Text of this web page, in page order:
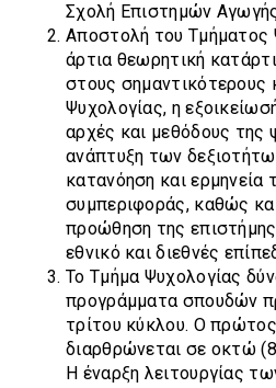
Σχολή Επιστημών
Αποστολή του Τμήματος
άρτια θεωρητική
στους σημαντικότερους
Ψυχολογίας, η
αρχές και μεθόδους της
ανάπτυξη των
κατανόηση και ερμηνεία
συμπεριφοράς, καθώς
προώθηση της
εθνικό και διεθνές
Το Τμήμα Ψυχολογίας
προγράμματα σπουδών
τρίτου κύκλου. Ο
διαρθρώνεται σε οκτώ
Η έναρξη λειτουργίας